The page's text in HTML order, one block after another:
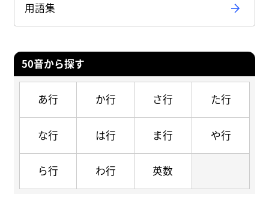
用語集
50音から探す
あ行 か行 さ行 た行
な行 は行 ま行 や行
ら行 わ行 英数